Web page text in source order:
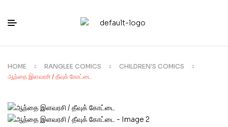
HOME RANGLEE COMICS
CHILDREN'S COMICS
ஆந்தை இளவரசி / தீவுக் கோட்டை